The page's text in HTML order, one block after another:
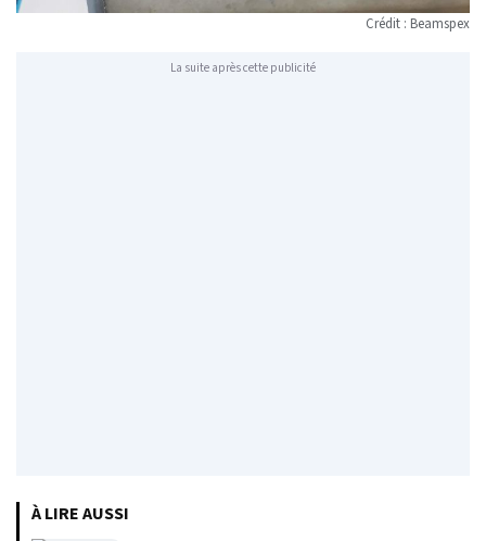
Crédit : Beamspex
La suite après cette publicité
À LIRE AUSSI